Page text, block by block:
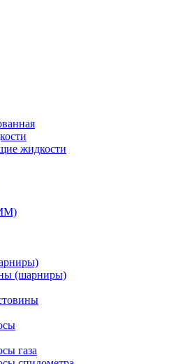
жидкости
(шарниры)
газа